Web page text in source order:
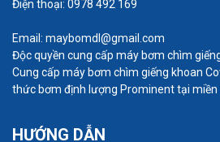
đảm bảo khi lắp đặt máy
bằng ổn định.
Đường ống hút và xả khí
hợp lý nhằm truyền tải
tổi thiểu. Toàn bộ phụ
Điện thoại: 0978 492 169
Email: maybomdl@gmail.com
Độc quyền cung cấp máy bơm chìm
Cung cấp máy bơm chìm giếng khoan
thức bơm định lượng Prominent tại miền
HƯỚNG DẪN